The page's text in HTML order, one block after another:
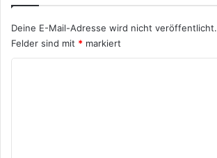
Deine E-Mail-Adresse wird nicht veröffentlicht.
Felder sind mit * markiert